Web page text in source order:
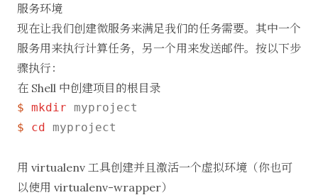
服务环境
现在让我们创建微服务来满足我们的任务需要。其中一个
服务用来执行计算任务，另一个用来发送邮件。按以下步
骤执行：
在 Shell 中创建项目的根目录
$ mkdir myproject
$ cd myproject
用 virtualenv 工具创建并且激活一个虚拟环境（你也可
以使用 virtualenv-wrapper）